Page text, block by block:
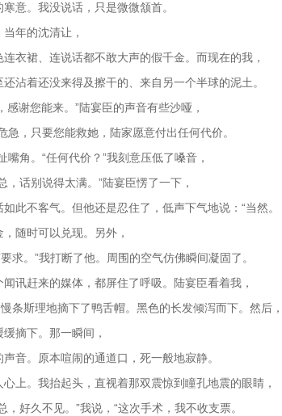
意。我没说话，只是微微颔首。
年的沈清让，
衣裙、连说话都不敢大声的假千金。而现在的我，
沾着还没来得及擦干的、来自另一个半球的泥土。
谢您能来。”陆宴臣的声音有些沙哑，
急，只要您能救她，陆家愿意付出任何代价。
角。“任何代价？”我刻意压低了嗓音，
话别说得太满。”陆宴臣愣了一下，
此不客气。但他还是忍住了，低声下气地说：“当然。
随时可以兑现。另外，
。”我打断了他。周围的空气仿佛瞬间凝固了。
讯赶来的媒体，都屏住了呼吸。陆宴臣看着我，
条斯理地摘下了鸭舌帽。黑色的长发倾泻而下。然后，
摘下。那一瞬间，
音。原本喧闹的通道口，死一般地寂静。
上。我抬起头，直视着那双震惊到瞳孔地震的眼睛，
好久不见。”我说，“这次手术，我不收支票。